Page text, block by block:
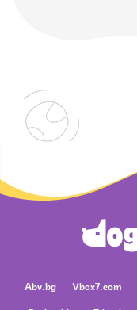
Abv.bg Vbox7.com